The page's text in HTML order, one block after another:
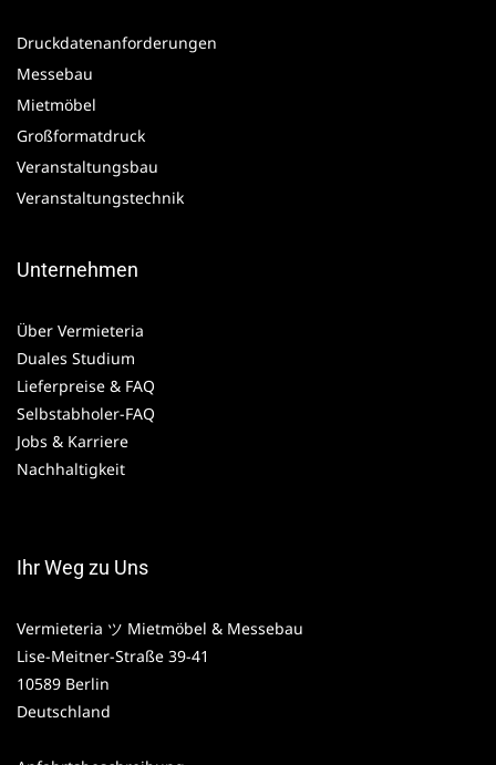
Druckdatenanforderungen
Messebau
Mietmöbel
Großformatdruck
Veranstaltungsbau
Veranstaltungstechnik
Unternehmen
Über Vermieteria
Duales Studium
Lieferpreise & FAQ
Selbstabholer-FAQ
Jobs & Karriere
Nachhaltigkeit
Ihr Weg zu Uns
Vermieteria ツ Mietmöbel & Messebau
Lise-Meitner-Straße 39-41
10589 Berlin
Deutschland